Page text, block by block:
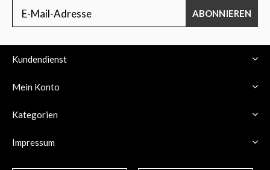
ABONNIEREN
Kundendienst
Mein Konto
Kategorien
Impressum